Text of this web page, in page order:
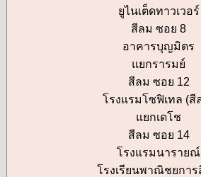
ยูไนเต็ดทาวเวอร์
สีลม ซอย 8
อาคารบุญมิตร
แยกรารมย์
สีลม ซอย 12
โรงแรมโซฟิเทล (สี
แยกเดโช
สีลม ซอย 14
โรงแรมนารายณ์
โรงเรียนพาณิชยการ